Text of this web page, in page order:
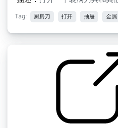
Tag: 厨房刀 打开 抽屉 金属